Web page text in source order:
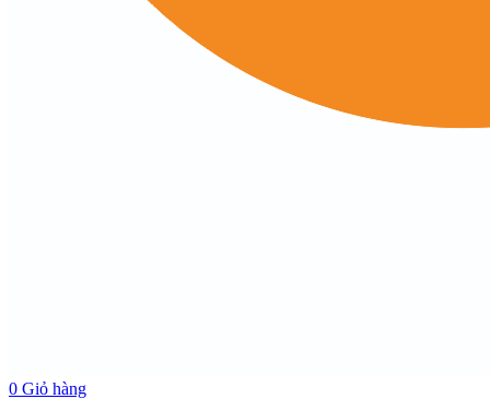
0 Giỏ hàng